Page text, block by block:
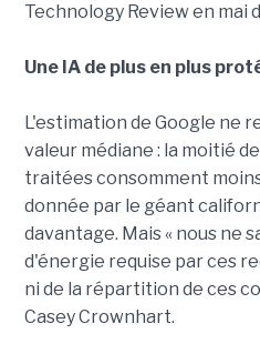
Technology Review en mai
Une IA de plus en plus
L'estimation de Google ne
valeur médiane : la moitié
traitées consomment
donnée par le géant
davantage. Mais « nous ne
d'énergie requise par ces
ni de la répartition de ces
Casey Crownhart.